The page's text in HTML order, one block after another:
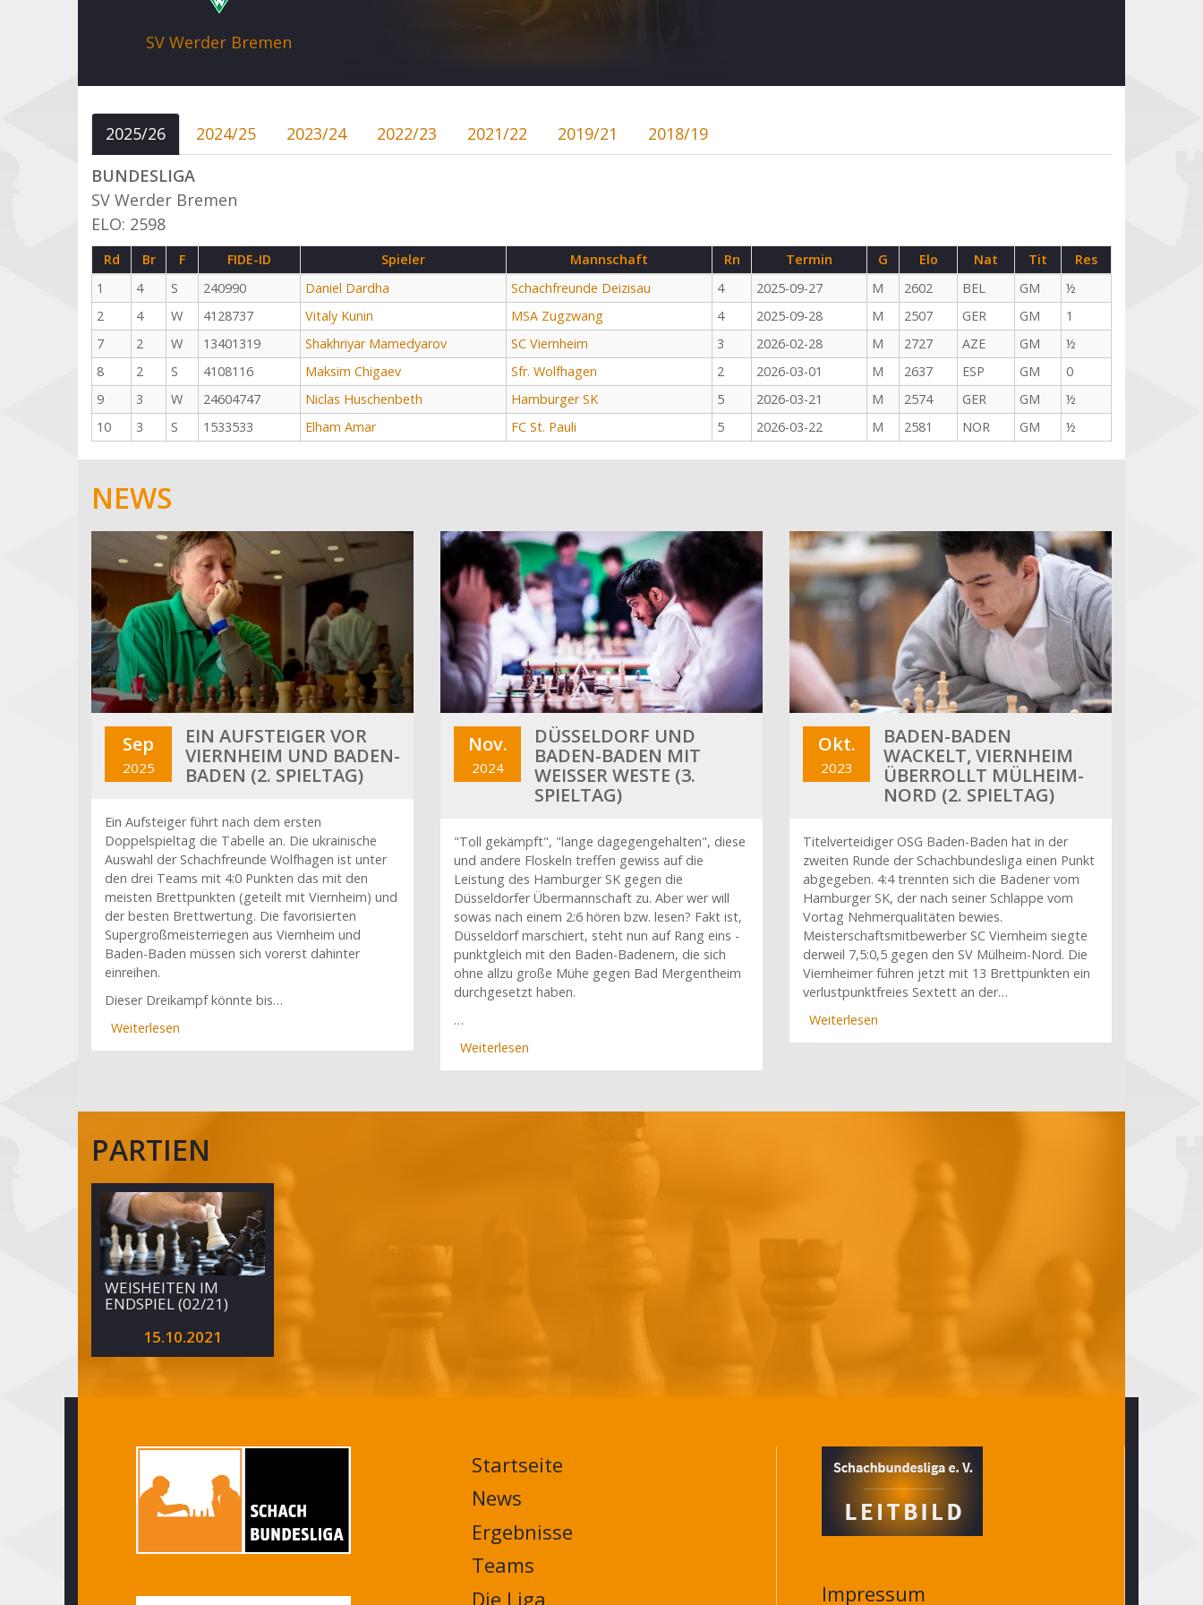
SV Werder Bremen
2025/26 2024/25 2023/24 2022/23 2021/22 2019/21
2018/19
BUNDESLIGA
SV Werder Bremen
ELO: 2598
Rd Br F FIDE-ID Spieler Mannschaft Rn Termin G Elo Nat Tit
Res
1
4 S 240990 Daniel Dardha Schachfreunde Deizisau 4 2025-09-27 M 2602 BEL GM
½
2
4 W 4128737 Vitaly Kunin MSA Zugzwang 4 2025-09-28 M 2507 GER GM
1
7
2 W 13401319 Shakhriyar Mamedyarov SC Viernheim 3 2026-02-28 M 2727 AZE GM
½
8
2 S 4108116 Maksim Chigaev Sfr. Wolfhagen 2 2026-03-01 M 2637 ESP GM
0
9
3 W 24604747 Niclas Huschenbeth Hamburger SK 5 2026-03-21 M 2574 GER GM
½
10
3 S 1533533 Elham Amar FC St. Pauli 5 2026-03-22 M 2581 NOR GM ½
NEWS
Sep
2025
EIN AUFSTEIGER VOR
VIERNHEIM UND BADEN-
BADEN (2. SPIELTAG)
Ein Aufsteiger führt nach dem ersten
Doppelspieltag die Tabelle an. Die ukrainische
Auswahl der Schachfreunde Wolfhagen ist unter
den drei Teams mit 4:0 Punkten das mit den
meisten Brettpunkten (geteilt mit Viernheim) und
der besten Brettwertung. Die favorisierten
Supergroßmeisterriegen aus Viernheim und
Baden-Baden müssen sich vorerst dahinter
einreihen.
Dieser Dreikampf könnte bis…
Weiterlesen
Baden-
Baden
Spieltag)
Nov.
2024
DÜSSELDORF UND
BADEN-BADEN MIT
WEISSER WESTE (3. S
PIELTAG)
"Toll gekämpft", "lange dagegengehalten", diese
und andere Floskeln treffen gewiss auf die
Leistung des Hamburger SK gegen die
Düsseldorfer Übermannschaft zu. Aber wer will
sowas nach einem 2:6 hören bzw. lesen? Fakt ist,
Düsseldorf marschiert, steht nun auf Rang eins -
punktgleich mit den Baden-Badenern, die sich
ohne allzu große Mühe gegen Bad Mergentheim
durchgesetzt haben.
…
Weiterlesen
Okt.
2023
BADEN-BADEN
WACKELT, VIERNHEIM
ÜBERROLLT MÜLHEIM-
NORD (2. SPIELTAG)
Titelverteidiger OSG Baden-Baden hat in der
zweiten Runde der Schachbundesliga einen Punkt
abgegeben. 4:4 trennten sich die Badener vom
Hamburger SK, der nach seiner Schlappe vom
Vortag Nehmerqualitäten bewies.
Meisterschaftsmitbewerber SC Viernheim siegte
derweil 7,5:0,5 gegen den SV Mülheim-Nord. Die
Viernheimer führen jetzt mit 13 Brettpunkten ein
verlustpunktfreies Sextett an der…
Weiterlesen
überrollt
PARTIEN
WEISHEITEN IM
ENDSPIEL (02/21)
15.10.2021
MAIN
NAVIGATION
FOOTER
Startseite
News
Ergebnisse
Teams
Die Liga
Impressum